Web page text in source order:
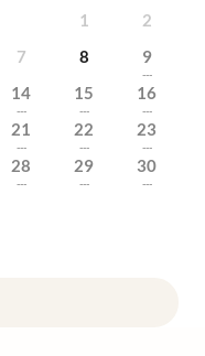
1
2
7 8 9
---
14
---
15
---
16
---
21
---
22
---
23
---
28
---
29
---
30
---